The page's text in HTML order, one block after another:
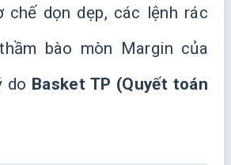
chế dọn dẹp, các lệnh rác
bào mòn Margin của
do Basket TP (Quyết toán